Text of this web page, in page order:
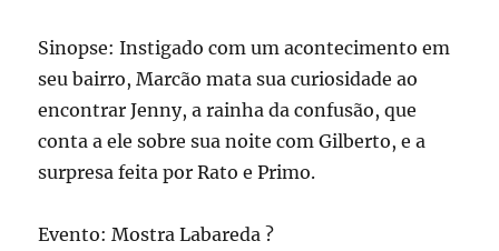
Sinopse: Instigado com um acontecimento em
seu bairro, Marcão mata sua curiosidade ao
encontrar Jenny, a rainha da confusão, que
conta a ele sobre sua noite com Gilberto, e a
surpresa feita por Rato e Primo.
Evento: Mostra Labareda ?